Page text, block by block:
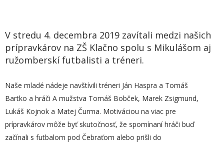
V stredu 4. decembra 2019 zavítali medzi našich
prípravkárov na ZŠ Klačno spolu s Mikulášom aj
ružomberskí futbalisti a tréneri.
Naše mladé nádeje navštívili tréneri Ján Haspra a Tomáš
Bartko a hráči A mužstva Tomáš Bobček, Marek Zsigmund,
Lukáš Kojnok a Matej Čurma. Motiváciou na viac pre
prípravkárov môže byť skutočnosť, že spomínaní hráči buď
začínali s futbalom pod Čebraťom alebo prišli do